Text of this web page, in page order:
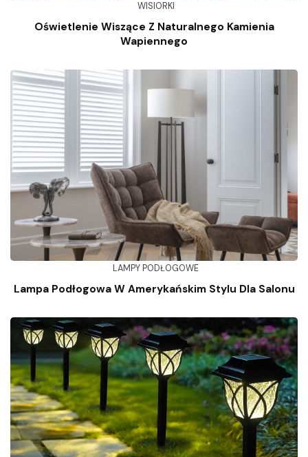
WISIORKI
Oświetlenie Wiszące Z Naturalnego Kamienia
Wapiennego
LAMPY PODŁOGOWE
Lampa Podłogowa W Amerykańskim Stylu Dla Salonu